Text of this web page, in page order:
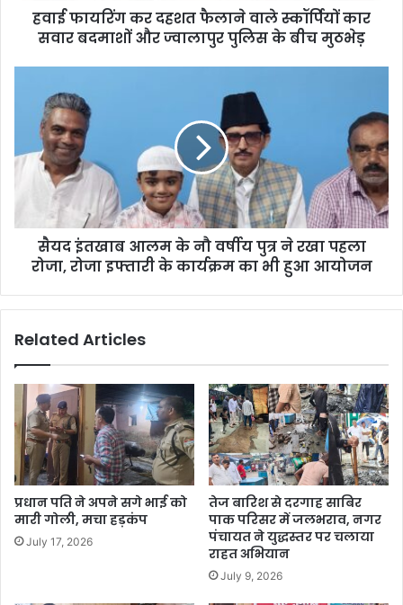
हवाई फायरिंग कर दहशत फैलाने वाले स्कॉर्पियों कार
सवार बदमाशों और ज्वालापुर पुलिस के बीच मुठभेड़
सैयद इंतखाब आलम के नौ वर्षीय पुत्र ने रखा पहला
रोजा, रोजा इफ्तारी के कार्यक्रम का भी हुआ आयोजन
Related Articles
प्रधान पति ने अपने सगे भाई को
मारी गोली, मचा हड़कंप
July 17, 2026
तेज बारिश से दरगाह साबिर
पाक परिसर में जलभराव, नगर
पंचायत ने युद्धस्तर पर चलाया
राहत अभियान
July 9, 2026